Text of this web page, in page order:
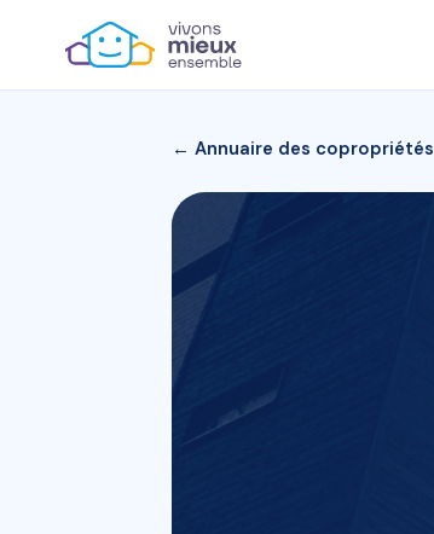
← Annuaire des copropriétés